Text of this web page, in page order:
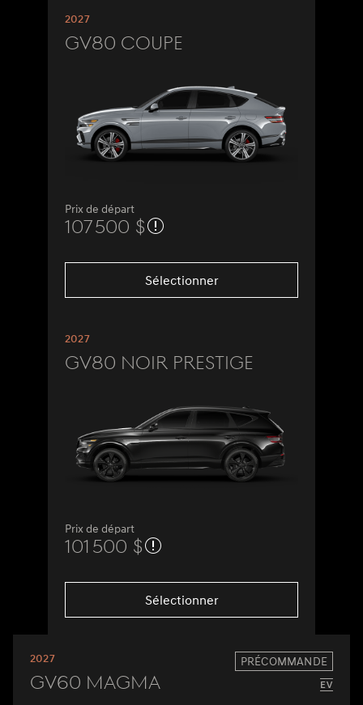
2027
GV80 Coupe
Prix de départ
107 500 $
Sélectionner
2027
GV80 Noir Prestige
Prix de départ
101 500 $
Sélectionner
2027 PRÉCOMMANDE
GV60 Magma